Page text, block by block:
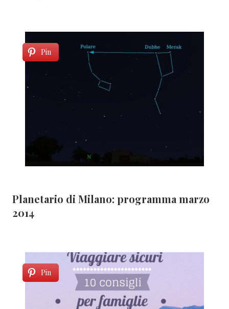
Pin
Planetario di Milano: programma marzo
2014
Pin